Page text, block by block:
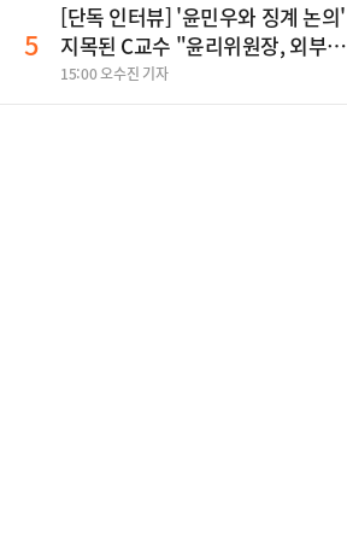
5
[단독 인터뷰] '윤민우와 징계 논의'
지목된 C교수 "윤리위원장, 외부와
논의 잘못된 행위"
15:00 오수진 기자